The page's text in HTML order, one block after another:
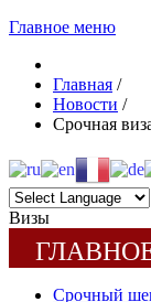
Главное меню
Главная /
Новости /
Срочная
Визы
Срочный